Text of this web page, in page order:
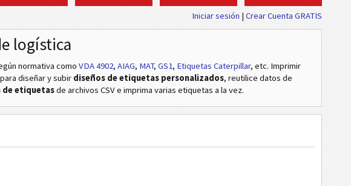
Iniciar sesión Crear Cuenta GRATIS
logística
normativa como VDA 4902, AIAG, MAT, GS1, Etiquetas Caterpillar, etc. Imprimir
diseñar y subir diseños de etiquetas personalizados, reutilice datos de
etiquetasde archivos CSV e imprima varias etiquetas a la vez.